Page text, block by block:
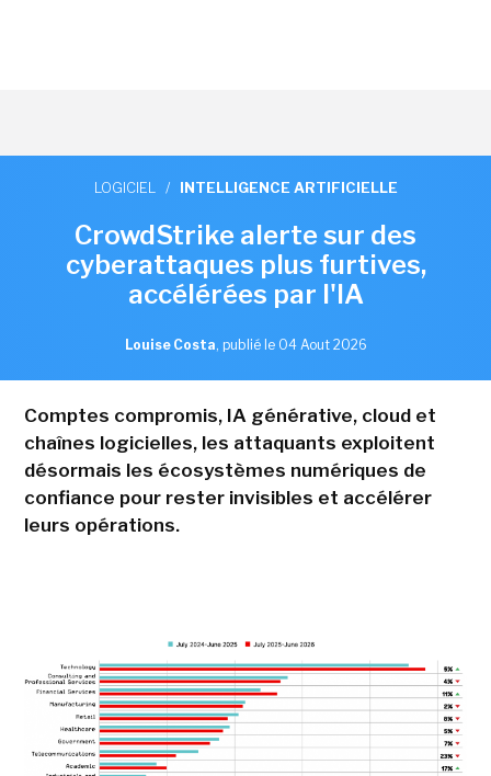
LOGICIEL / INTELLIGENCE ARTIFICIELLE
CrowdStrike alerte sur des
cyberattaques plus furtives,
accélérées par l'IA
Louise Costa, publié le 04 Aout 2026
Comptes compromis, IA générative, cloud et
chaînes logicielles, les attaquants exploitent
désormais les écosystèmes numériques de
confiance pour rester invisibles et accélérer
leurs opérations.